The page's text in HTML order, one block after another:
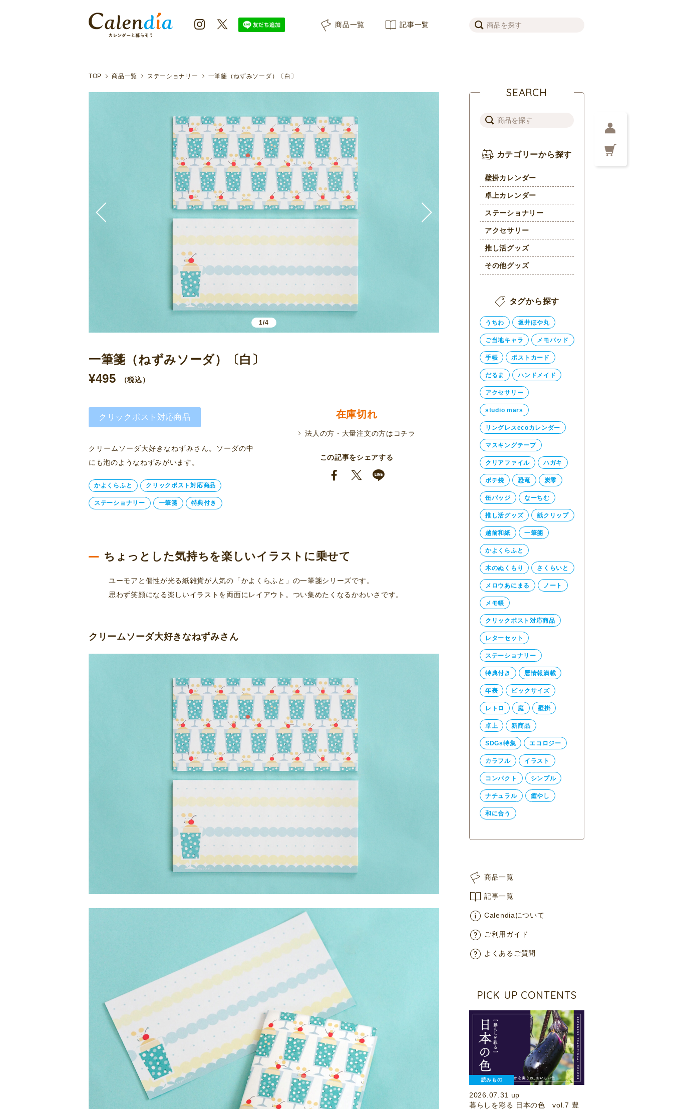
商品一覧
記事一覧
TOP 商品一覧 ステーショナリー 一筆箋（ねずみソーダ）〔白〕
1/4
一筆箋（ねずみソーダ）〔白〕
¥495 （税込）
クリックポスト対応商品
クリームソーダ大好きなねずみさん。ソーダの中
にも泡のようなねずみがいます。
かよくらふと クリックポスト対応商品
ステーショナリー 一筆箋 特典付き
在庫切れ
法人の方・大量注文の方はコチラ
この記事をシェアする
ちょっとした気持ちを楽しいイラストに乗せて
ユーモアと個性が光る紙雑貨が人気の「かよくらふと」の一筆箋シリーズです。
思わず笑顔になる楽しいイラストを両面にレイアウト。つい集めたくなるかわいさです。
クリームソーダ大好きなねずみさん
SEARCH
カテゴリーから探す
壁掛カレンダー
卓上カレンダー
ステーショナリー
アクセサリー
推し活グッズ
その他グッズ
タグから探す
うちわ 坂井ほや丸
ご当地キャラ メモパッド
手帳 ポストカード
だるま ハンドメイド
アクセサリー
studio mars
リングレスecoカレンダー
マスキングテープ
クリアファイル ハガキ
ポチ袋 恐竜 炭零
缶バッジ なーちむ
推し活グッズ 紙クリップ
越前和紙 一筆箋
かよくらふと
木のぬくもり さくらいと
メロウあにまる ノート
メモ帳
クリックポスト対応商品
レターセット
ステーショナリー
特典付き 暦情報満載
年表 ビックサイズ
レトロ 庭 壁掛
卓上 新商品
SDGs特集 エコロジー
カラフル イラスト
コンパクト シンプル
ナチュラル 癒やし
和に合う
商品一覧
記事一覧
Calendiaについて
ご利用ガイド
よくあるご質問
PICK UP CONTENTS
読みもの
2026.07.31 up
暮らしを彩る 日本の色 vol.7 豊